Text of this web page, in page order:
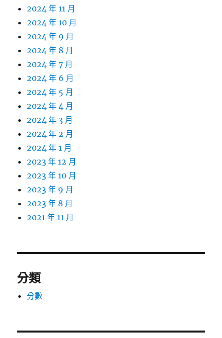
2024 年 11 月
2024 年 10 月
2024 年 9 月
2024 年 8 月
2024 年 7 月
2024 年 6 月
2024 年 5 月
2024 年 4 月
2024 年 3 月
2024 年 2 月
2024 年 1 月
2023 年 12 月
2023 年 10 月
2023 年 9 月
2023 年 8 月
2021 年 11 月
分類
分數